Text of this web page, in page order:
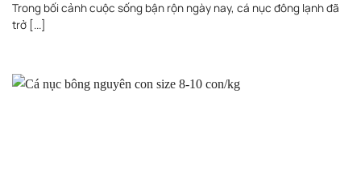
Trong bối cảnh cuộc sống bận rộn ngày nay, cá nục đông lạnh đã
trở [...]